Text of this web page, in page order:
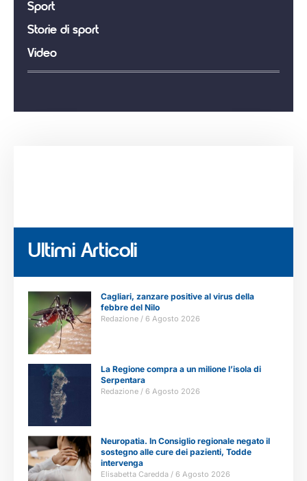
Sport
Storie di sport
Video
Ultimi Articoli
Cagliari, zanzare positive al virus della
febbre del Nilo
Redazione 6 Agosto 2026
La Regione compra a un milione l’isola di
Serpentara
Redazione 6 Agosto 2026
Neuropatia. In Consiglio regionale negato il
sostegno alle cure dei pazienti, Todde
intervenga
Elisabetta Caredda 6 Agosto 2026